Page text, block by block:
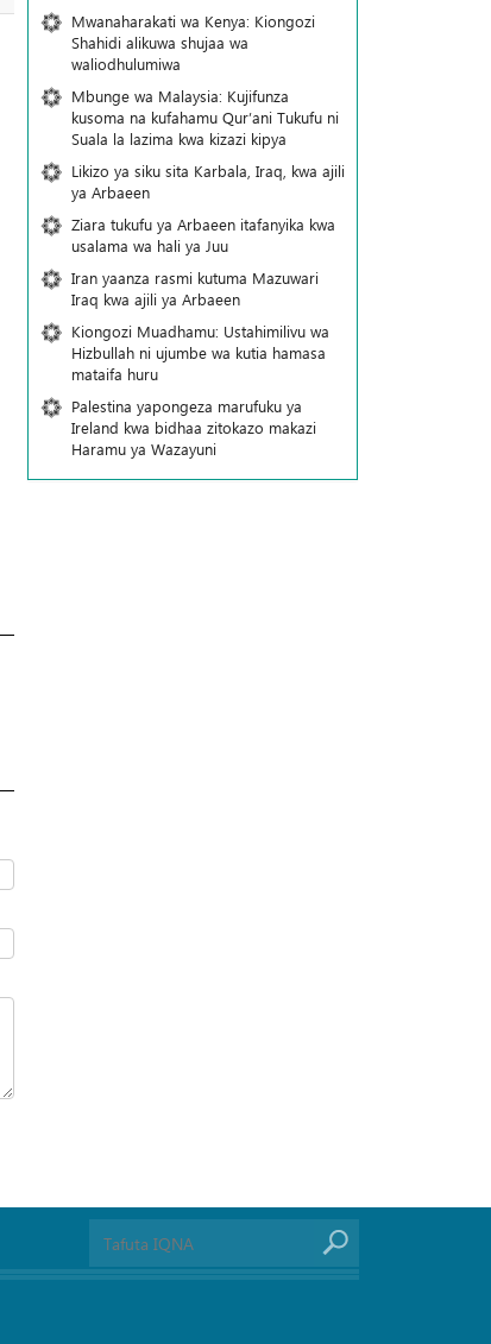
Mwanaharakati wa Kenya: Kiongozi
Shahidi alikuwa shujaa wa
waliodhulumiwa
Mbunge wa Malaysia: Kujifunza
kusoma na kufahamu Qur’ani Tukufu ni
Suala la lazima kwa kizazi kipya
Likizo ya siku sita Karbala, Iraq, kwa ajili
ya Arbaeen
Ziara tukufu ya Arbaeen itafanyika kwa
usalama wa hali ya Juu
Iran yaanza rasmi kutuma Mazuwari
Iraq kwa ajili ya Arbaeen
Kiongozi Muadhamu: Ustahimilivu wa
Hizbullah ni ujumbe wa kutia hamasa
mataifa huru
Palestina yapongeza marufuku ya
Ireland kwa bidhaa zitokazo makazi
Haramu ya Wazayuni